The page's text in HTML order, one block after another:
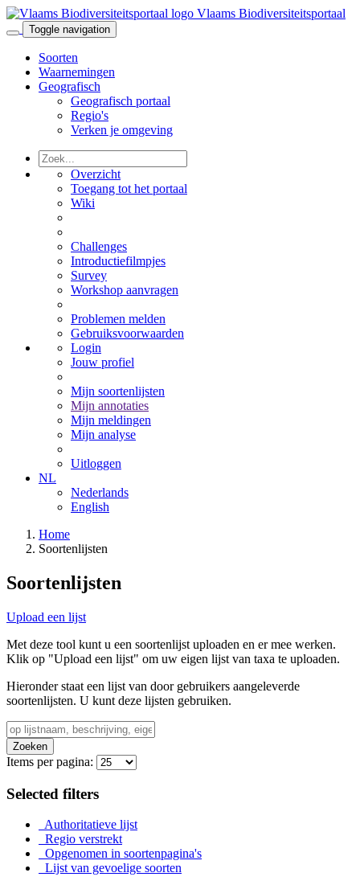
Vlaams Biodiversiteitsportaal
Toggle navigation
Soorten
Waarnemingen
Geografisch
Geografisch portaal
Regio's
Verken je omgeving
Overzicht
Toegang tot het portaal
Wiki
Challenges
Introductiefilmpjes
Survey
Workshop aanvragen
Problemen melden
Gebruiksvoorwaarden
Login
Jouw profiel
Mijn soortenlijsten
Mijn annotaties
Mijn meldingen
Mijn analyse
Uitloggen
NL
Nederlands
English
Home
Soortenlijsten
Soortenlijsten
Upload een lijst
Met deze tool kunt u een soortenlijst uploaden en er mee werken.
Klik op "Upload een lijst" om uw eigen lijst van taxa te uploaden.
Hieronder staat een lijst van door gebruikers aangeleverde
soortenlijsten. U kunt deze lijsten gebruiken.
Zoeken
Items per pagina:
Selected filters
Authoritatieve lijst
Regio verstrekt
Opgenomen in soortenpagina's
Lijst van gevoelige soorten